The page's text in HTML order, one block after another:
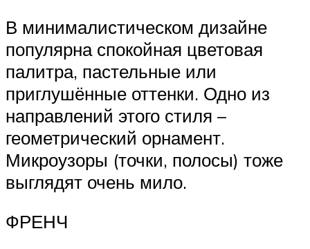
В минималистическом дизайне
популярна спокойная цветовая
палитра, пастельные или
приглушённые оттенки. Одно из
направлений этого стиля –
геометрический орнамент.
Микроузоры (точки, полосы) тоже
выглядят очень мило.
ФРЕНЧ